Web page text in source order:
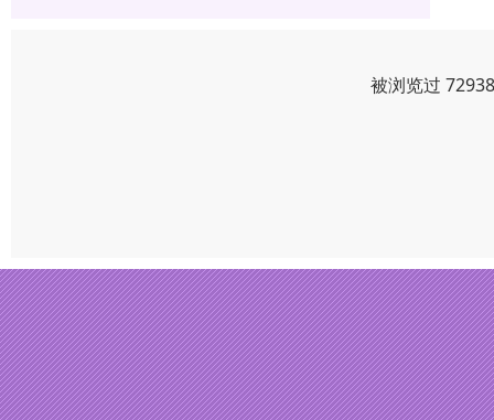
被浏览过